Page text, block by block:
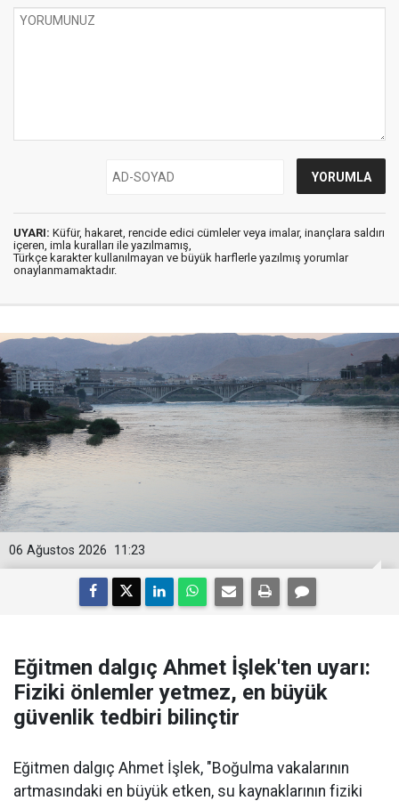
UYARI: Küfür, hakaret, rencide edici cümleler veya imalar, inançlara saldırı
içeren, imla kuralları ile yazılmamış,
Türkçe karakter kullanılmayan ve büyük harflerle yazılmış yorumlar
onaylanmamaktadır.
11:23
06 Ağustos 2026
Eğitmen dalgıç Ahmet İşlek'ten uyarı:
Fiziki önlemler yetmez, en büyük
güvenlik tedbiri bilinçtir
Eğitmen dalgıç Ahmet İşlek, "Boğulma vakalarının
artmasındaki en büyük etken, su kaynaklarının fiziki